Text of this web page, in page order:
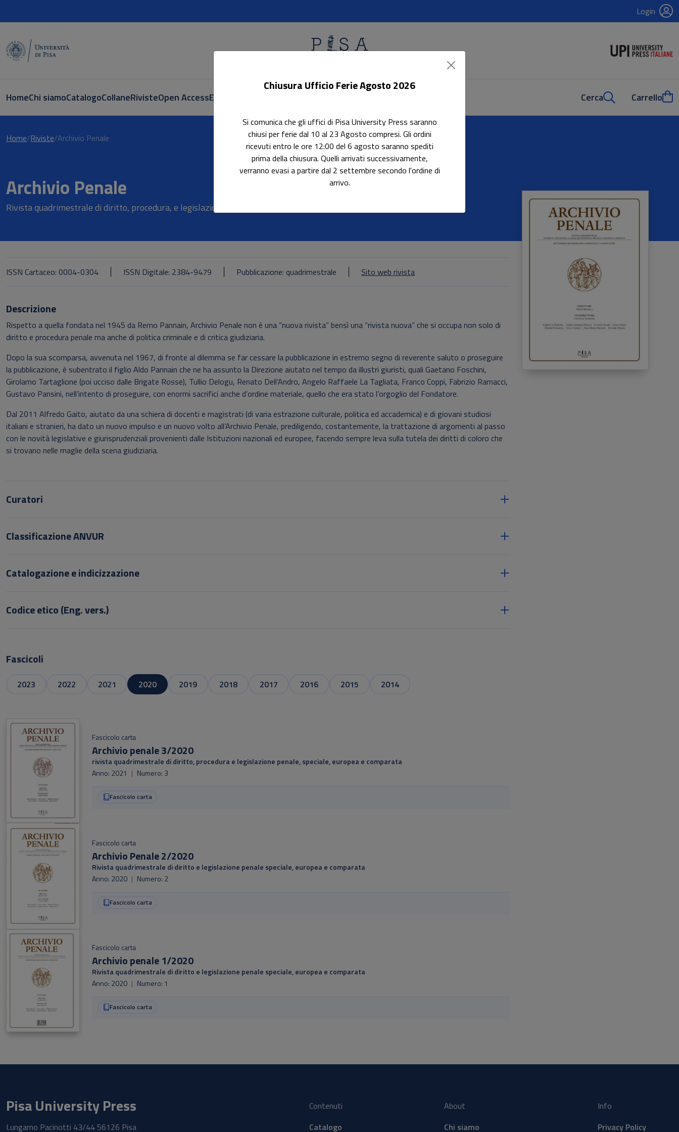
Login
HomeChi siamoCatalogoCollaneRivisteOpen AccessE-book Accessibili Cerca Carrello
Home Riviste Archivio Penale
Archivio Penale
Rivista quadrimestrale di diritto, procedura, e legislazione penale, speciale, europea e comparata
ISSN Cartaceo: 0004-0304 ISSN Digitale: 2384-9479 Pubblicazione: quadrimestrale Sito web rivista
Descrizione
Rispetto a quella fondata nel 1945 da Remo Pannain, Archivio Penale non è una “nuova rivista” bensì una “rivista nuova” che si occupa non solo di
diritto e procedura penale ma anche di politica criminale e di critica giudiziaria.
Dopo la sua scomparsa, avvenuta nel 1967, di fronte al dilemma se far cessare la pubblicazione in estremo segno di reverente saluto o proseguire
la pubblicazione, è subentrato il figlio Aldo Pannain che ne ha assunto la Direzione aiutato nel tempo da illustri giuristi, quali Gaetano Foschini,
Girolamo Tartaglione (poi ucciso dalle Brigate Rosse), Tullio Delogu, Renato Dell’Andro, Angelo Raffaele La Tagliata, Franco Coppi, Fabrizio Ramacci,
Gustavo Pansini, nell’intento di proseguire, con enormi sacrifici anche d’ordine materiale, quello che era stato l’orgoglio del Fondatore.
Dal 2011 Alfredo Gaito, aiutato da una schiera di docenti e magistrati (di varia estrazione culturale, politica ed accademica) e di giovani studiosi
italiani e stranieri, ha dato un nuovo impulso e un nuovo volto all’Archivio Penale, prediligendo, costantemente, la trattazione di argomenti al passo
con le novità legislative e giurisprudenziali provenienti dalle Istituzioni nazionali ed europee, facendo sempre leva sulla tutela dei diritti di coloro che
si trovano nelle maglie della scena giudiziaria.
Curatori
Classificazione ANVUR
Catalogazione e indicizzazione
Codice etico (Eng. vers.)
Fascicoli
2023 2022 2021 2020 2019 2018 2017 2016 2015 2014
Fascicolo carta
Archivio penale 3/2020
rivista quadrimestrale di diritto, procedura e legislazione penale, speciale, europea e comparata
Anno: 2021 | Numero: 3
Fascicolo carta
Fascicolo carta
Archivio Penale 2/2020
Rivista quadrimestrale di diritto e legislazione penale speciale, europea e comparata
Anno: 2020 | Numero: 2
Fascicolo carta
Fascicolo carta
Archivio penale 1/2020
Rivista quadrimestrale di diritto e legislazione penale speciale, europea e comparata
Anno: 2020 | Numero: 1
Fascicolo carta
Pisa University Press
Lungarno Pacinotti 43/44 56126 Pisa
Contenuti
Catalogo
About
Chi siamo
Info
Privacy Policy
Chiusura Ufficio Ferie Agosto 2026
Si comunica che gli uffici di Pisa University Press saranno
chiusi per ferie dal 10 al 23 Agosto compresi. Gli ordini
ricevuti entro le ore 12:00 del 6 agosto saranno spediti
prima della chiusura. Quelli arrivati successivamente,
verranno evasi a partire dal 2 settembre secondo l'ordine di
arrivo.